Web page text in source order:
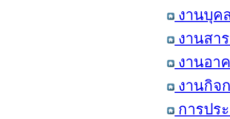
งานบุค
งานสา
งานอา
งานกิจ
การปร